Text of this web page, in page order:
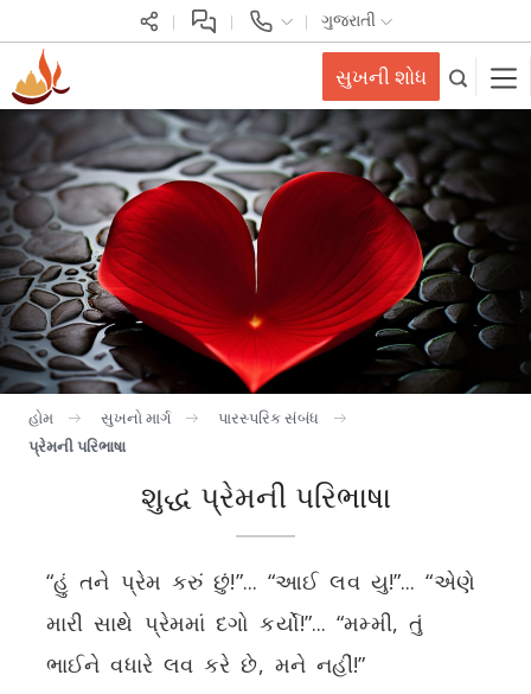
ગુજરાતી
સુખની શોધ
હોમ સુખનો માર્ગ
પારસ્પરિક સંબંધ
પ્રેમની પરિભાષા
શુદ્ધ પ્રેમની પરિભાષા
“હું તને પ્રેમ કરું છું!”... “આઈ લવ યુ!”... “એણે
મારી સાથે પ્રેમમાં દગો કર્યો!”... “મમ્મી, તું
ભાઈને વધારે લવ કરે છે, મને નહીં!”